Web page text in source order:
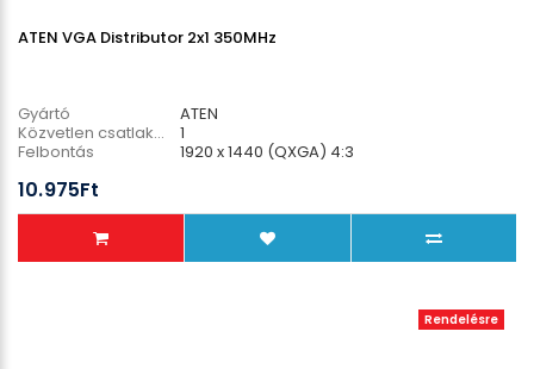
ATEN VGA Distributor 2x1 350MHz
Gyártó
ATEN
Közvetlen csatlakozó PC
1
Felbontás
1920 x 1440 (QXGA) 4:3
10.975Ft
Rendelésre